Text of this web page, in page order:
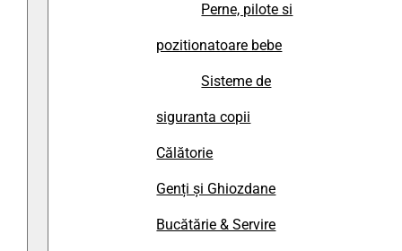
Perne, pilote si
pozitionatoare bebe
Sisteme de
siguranta copii
Călătorie
Genți și Ghiozdane
Bucătărie & Servire